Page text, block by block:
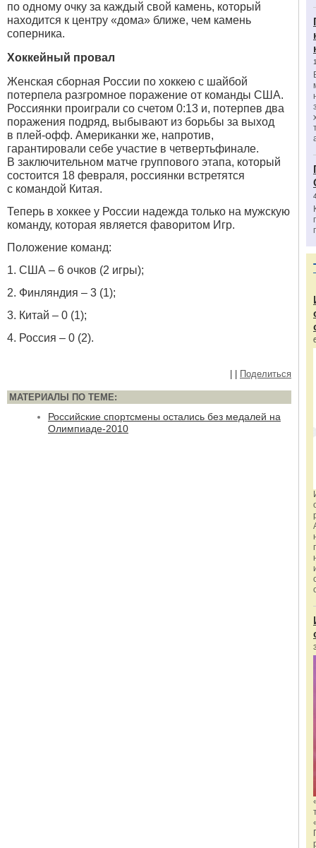
по одному очку за каждый свой камень, который
находится к центру «дома» ближе, чем камень
соперника.
Хоккейный провал
Женская сборная России по хоккею с шайбой
потерпела разгромное поражение от команды США.
Россиянки проиграли со счетом 0:13 и, потерпев два
поражения подряд, выбывают из борьбы за выход
в плей-офф. Американки же, напротив,
гарантировали себе участие в четвертьфинале.
В заключительном матче группового этапа, который
состоится 18 февраля, россиянки встретятся
с командой Китая.
Теперь в хоккее у России надежда только на мужскую
команду, которая является фаворитом Игр.
Положение команд:
1. США – 6 очков (2 игры);
2. Финляндия – 3 (1);
3. Китай – 0 (1);
4. Россия – 0 (2).
Поделиться
МАТЕРИАЛЫ ПО ТЕМЕ:
Российские спортсмены остались без медалей на
Олимпиаде-2010